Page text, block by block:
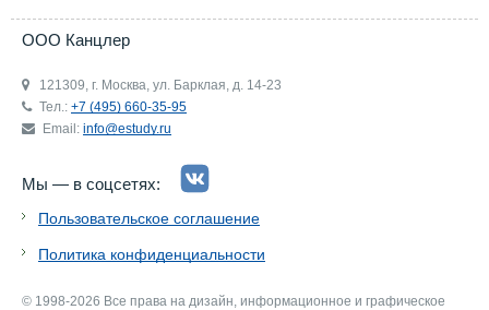
ООО Канцлер
121309, г. Москва, ул. Барклая, д. 14-23
Тел.: +7 (495) 660-35-95
Email: info@estudy.ru
Мы — в соцсетях:
Пользовательское соглашение
Политика конфиденциальности
© 1998-2026 Все права на дизайн, информационное и графическое